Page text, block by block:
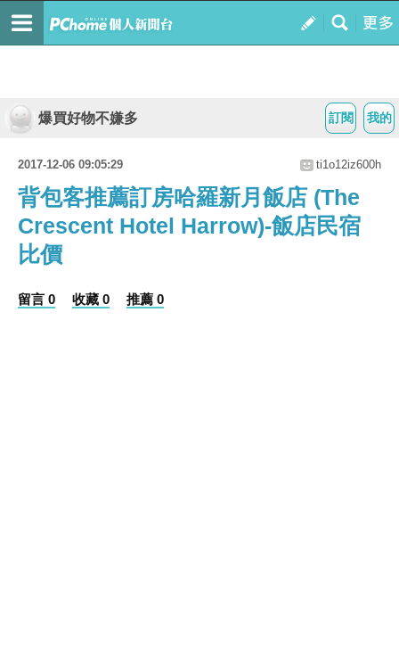
我的
訂閱
爆買好物不嫌多
2017-12-06 09:05:29 ti1o12iz600h
背包客推薦訂房哈羅新月飯店 (The
Crescent Hotel Harrow)-飯店民宿
比價
留言 0 收藏 0 推薦 0